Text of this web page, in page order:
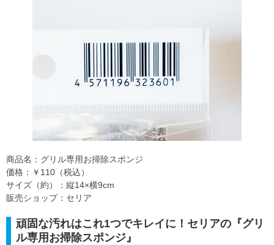
商品名：グリル専用お掃除スポンジ
価格：￥110（税込）
サイズ（約）：縦14×横9cm
販売ショップ：セリア
頑固な汚れはこれ1つでキレイに！セリアの『グリ
ル専用お掃除スポンジ』